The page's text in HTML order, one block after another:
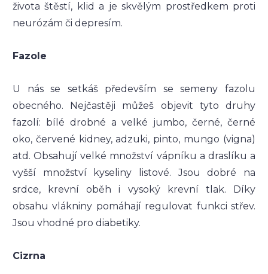
života štěstí, klid a je skvělým prostředkem proti
neurózám či depresím.
Fazole
U nás se setkáš především se semeny fazolu
obecného. Nejčastěji můžeš objevit tyto druhy
fazolí: bílé drobné a velké jumbo, černé, černé
oko, červené kidney, adzuki, pinto, mungo (vigna)
atd. Obsahují velké množství vápníku a draslíku a
vyšší množství kyseliny listové. Jsou dobré na
srdce, krevní oběh i vysoký krevní tlak. Díky
obsahu vlákniny pomáhají regulovat funkci střev.
Jsou vhodné pro diabetiky.
Cizrna